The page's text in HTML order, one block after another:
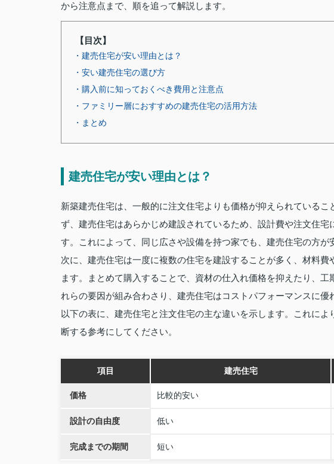
から注意点まで、順を追って解説します。
【目次】
・建売住宅が安い理由とは？
・安い建売住宅の選び方
・購入前に知っておくべき費用と注意点
・ファミリー層におすすめの建売住宅の活用方法
・まとめ
建売住宅が安い理由とは？
新築建売住宅は、一般的に注文住宅よりも価格が抑えられている
ず、建売住宅はあらかじめ建設されているため、設計費や注文住
す。これによって、同じ広さや設備を持つ家でも、建売住宅の方が
次に、建売住宅は一度に複数の住宅を建設することが多く、材料
ます。まとめて購入することで、資材の仕入れ価格を抑えたり、
れらの要因が組み合わさり、建売住宅はコストパフォーマンスに優
以下の表に、建売住宅と注文住宅の主な違いを示します。これに
断する参考にしてください。
項目 建売住宅
価格 比較的安い
設計の自由度 低い
完成までの期間 短い